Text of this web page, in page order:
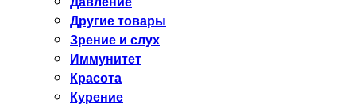
Другие товары
Зрение и слух
Иммунитет
Красота
Курение